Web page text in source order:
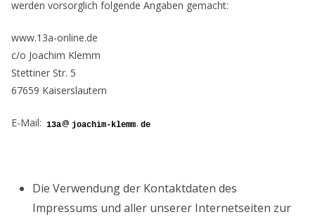
werden vorsorglich folgende Angaben gemacht:
www.13a-online.de
c/o Joachim Klemm
Stettiner Str. 5
67659 Kaiserslautern
E-Mail: @ .
Die Verwendung der Kontaktdaten des
Impressums und aller unserer Internetseiten zur